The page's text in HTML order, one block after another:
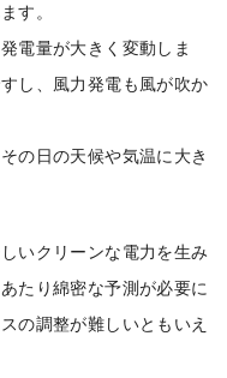
す。
電量が大きく変動しま
し、風力発電も風が吹か
の日の天候や気温に大き
いクリーンな電力を生み
たり綿密な予測が必要に
の調整が難しいともいえ